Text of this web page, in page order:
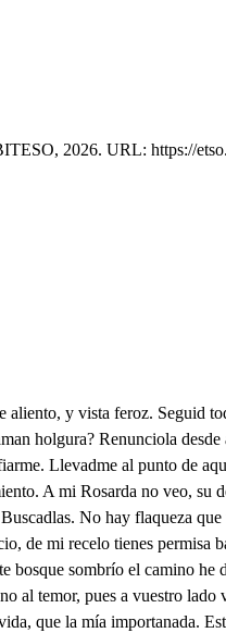
2026. URL: https://
la Reina son. Viene Clorinarda ya? Este repecho la encubre. Perdido soy si descubre mi intento. Tan cerca está? Si Señor. Pues con Rosarda te queda, y a verla voy. Adiós. Tu criado soy; seré su defensa, y guarda. No ha de faltar ocasión, en que logre mi esperanza. Ay Mauricio, en tu tardanza, se rasgaba mi opinión. Ya estoy al cabo señora; testigo de todo he sido, que en este bosque escondido vi cuanto ha pasado ahora. Viene la Reina? Fue engaño para apartarle de aquí, que según le vi, temí, un irreparable daño. Eres Mauricio discreto. Y mi Arnesto? Cuidadoso le dejé, y aún receloso de estas cosas, A que efecto; no fía de mi valor? Sí, más caso es temerario, tener tan fuerte contrario en competencias de amor. Ninguna disculpa tiene esa malicia en tu abono, pero ya te la perdono, en albricias de que él viene. Busca el humedo elemento el pez, que sin el no aspira, la suelta ave vuela, y tira, sobre los brazos del viento. La copa busca la hiedra del Fresno más empinado, y hasta hallar su centro amado nunca descansa la piedra. Sube el fuego a la región, baja el agua a lo profundo, y así todos en el mundo buscan su conversación. Y yo que la mía tengo, sitvada en vuestra vista, sin haber quien me resista, como a mi centro a ella vengo. No hay mal sin bien, si se advierte el sobresalto pasado, sin duda que fue ordenado